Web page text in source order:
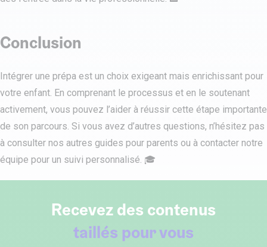
Conclusion
Intégrer une prépa est un choix exigeant mais enrichissant pour
votre enfant. En comprenant le processus et en le soutenant
activement, vous pouvez l’aider à réussir cette étape importante
de son parcours. Si vous avez d’autres questions, n’hésitez pas
à consulter nos autres guides pour parents ou à contacter notre
équipe pour un suivi personnalisé. 🎓
Recevez des contenus
taillés pour vous